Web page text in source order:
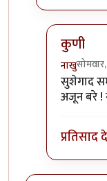
कुणी
नाखु
In reply
सुशेगाद
अजून बरे !
प्रतिसाद